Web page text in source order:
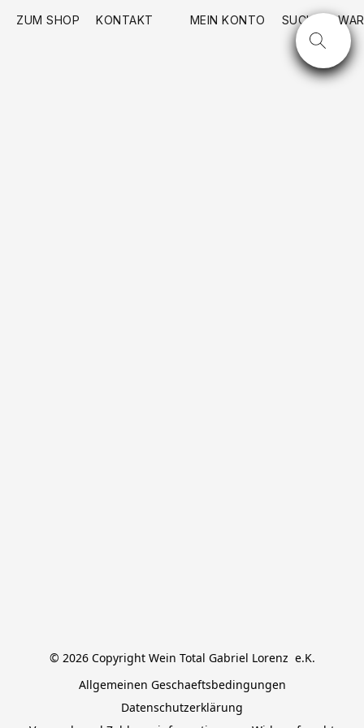
ZUM SHOP KONTAKT MEIN KONTO SUCHE
© 2026 Copyright Wein Total Gabriel Lorenz  e.K.
Allgemeinen Geschaeftsbedingungen
Datenschutzerklärung